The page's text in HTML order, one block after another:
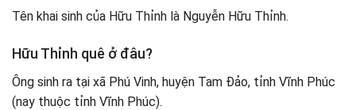
Tên khai sinh của Hữu Thỉnh là Nguyễn Hữu Thỉnh.
Hữu Thỉnh quê ở đâu?
Ông sinh ra tại xã Phú Vinh, huyện Tam Đảo, tỉnh Vĩnh Phúc
(nay thuộc tỉnh Vĩnh Phúc).